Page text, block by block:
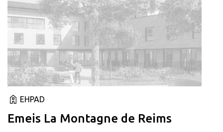
EHPAD
Emeis La Montagne de Reims